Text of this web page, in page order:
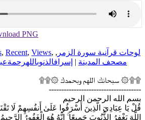
PNG
, Recent, Views, لوحات قرآنية سورة الزمر ,
مصحف المدينة | إسرافالذنوباللهرحمة
۩۩۞ سبحانك اللهم وبحمدك ۞۩۩
-------------------------------------
بسم الله الرحمن الرحيم
قُلْ يَا عِبَادِيَ الَّذِينَ أَسْرَفُوا عَلَىٰ أَنفُسِهِمْ لَا
اللَّهَ يَغْفِرُ الذُّنُوبَ جَمِيعًا ۚ إِنَّهُ هُوَ الْغَفُورُ الرَّحِيمُ